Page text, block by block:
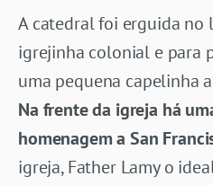
A catedral foi erguida no
igrejinha colonial e para
uma pequena capelinha
Na frente da igreja há
homenagem a San
igreja, Father Lamy o